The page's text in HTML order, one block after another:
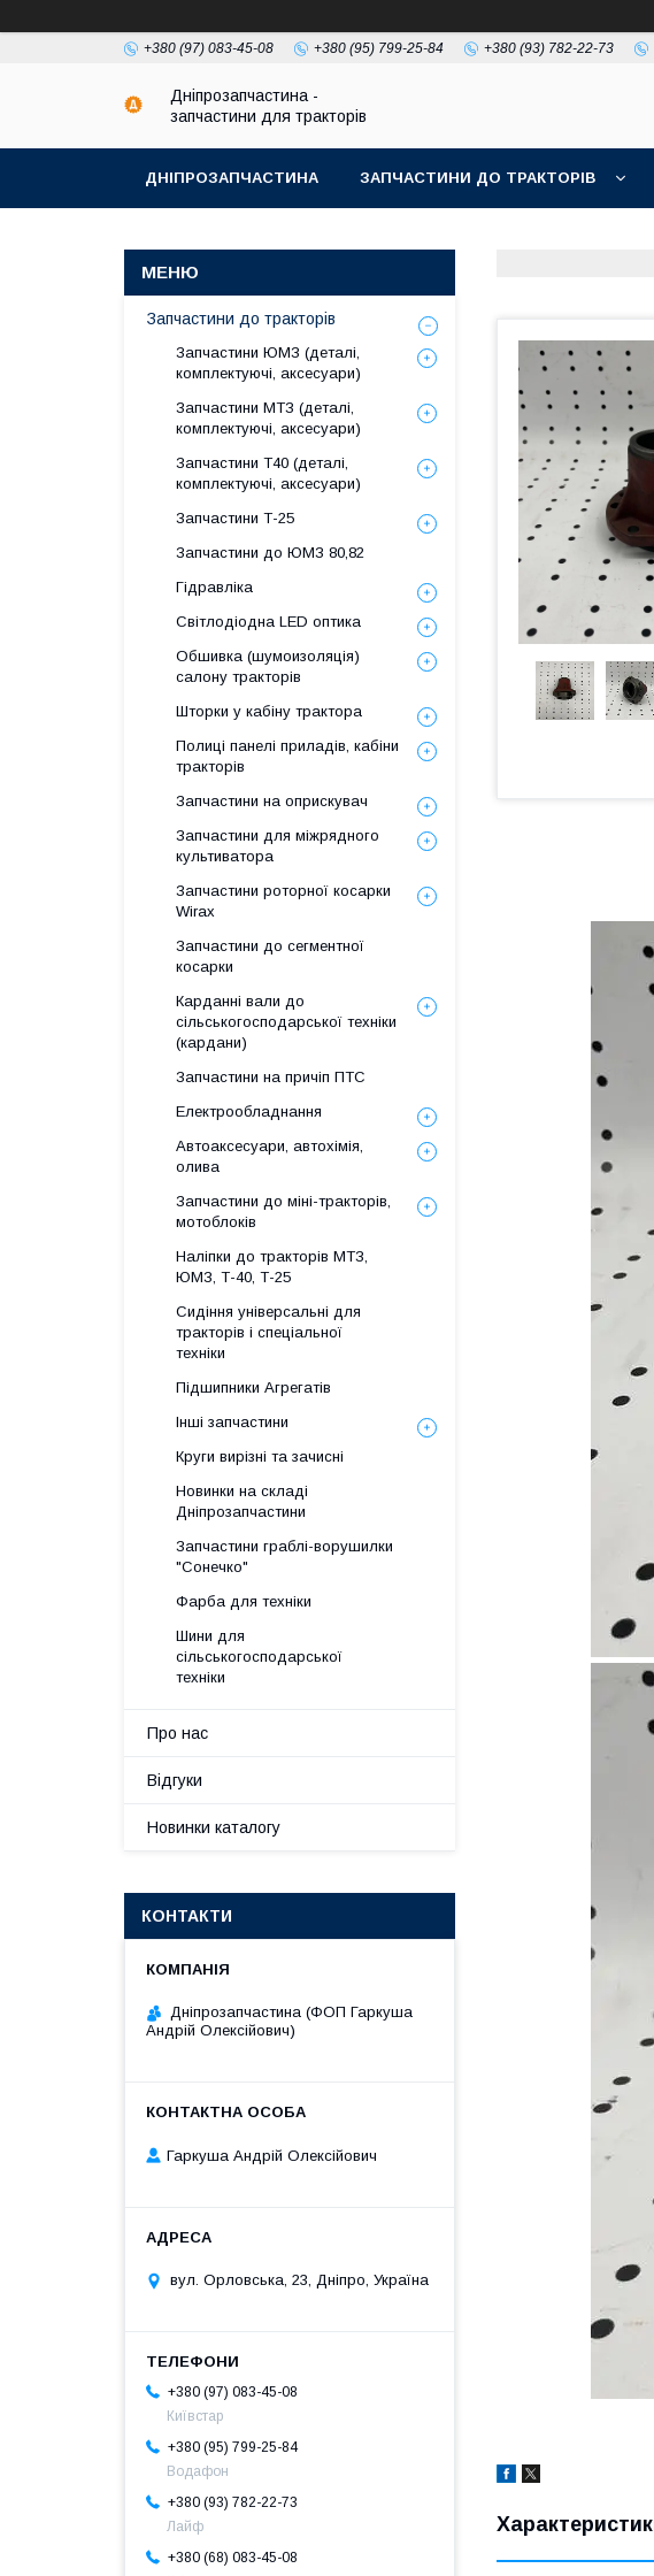
+380 (97) 083-45-08 +380 (95) 799-25-84 +380 (93) 782-22-73
Дніпрозапчастина -
запчастини для тракторів
ДНІПРОЗАПЧАСТИНА ЗАПЧАСТИНИ ДО ТРАКТОРІВ
Запчастини до тракторів
Запчастини ЮМЗ (деталі,
комплектуючі, аксесуари)
Запчастини МТЗ (деталі,
комплектуючі, аксесуари)
Запчастини Т40 (деталі,
комплектуючі, аксесуари)
Запчастини Т-25
Запчастини до ЮМЗ 80,82
Гідравліка
Світлодіодна LED оптика
Обшивка (шумоизоляція)
салону тракторів
Шторки у кабіну трактора
Полиці панелі приладів, кабіни
тракторів
Запчастини на оприскувач
Запчастини для міжрядного
культиватора
Запчастини роторної косарки
Wirax
Запчастини до сегментної
косарки
Карданні вали до
сільськогосподарської техніки
(кардани)
Запчастини на причіп ПТС
Електрообладнання
Автоаксесуари, автохімія,
олива
Запчастини до міні-тракторів,
мотоблоків
Наліпки до тракторів МТЗ,
ЮМЗ, Т-40, Т-25
Сидіння універсальні для
тракторів і спеціальної
техніки
Підшипники Агрегатів
Інші запчастини
Круги вирізні та зачисні
Новинки на складі
Дніпрозапчастини
Запчастини граблі-ворушилки
"Сонечко"
Фарба для техніки
Шини для
сільськогосподарської
техніки
Про нас
Відгуки
Новинки каталогу
КОНТАКТИ
Дніпрозапчастина (ФОП Гаркуша
Андрій Олексійович)
Гаркуша Андрій Олексійович
вул. Орловська, 23, Дніпро, Україна
+380 (97) 083-45-08
Київстар
+380 (95) 799-25-84
Водафон
+380 (93) 782-22-73
Лайф
+380 (68) 083-45-08